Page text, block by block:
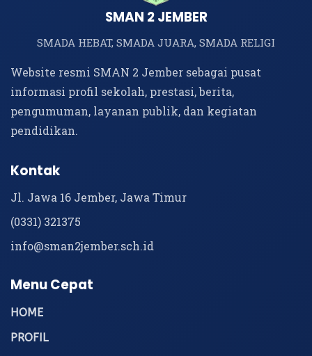
SMAN 2 JEMBER
SMADA HEBAT, SMADA JUARA, SMADA RELIGI
Website resmi SMAN 2 Jember sebagai pusat
informasi profil sekolah, prestasi, berita,
pengumuman, layanan publik, dan kegiatan
pendidikan.
Kontak
Jl. Jawa 16 Jember, Jawa Timur
(0331) 321375
info@sman2jember.sch.id
Menu Cepat
HOME
PROFIL